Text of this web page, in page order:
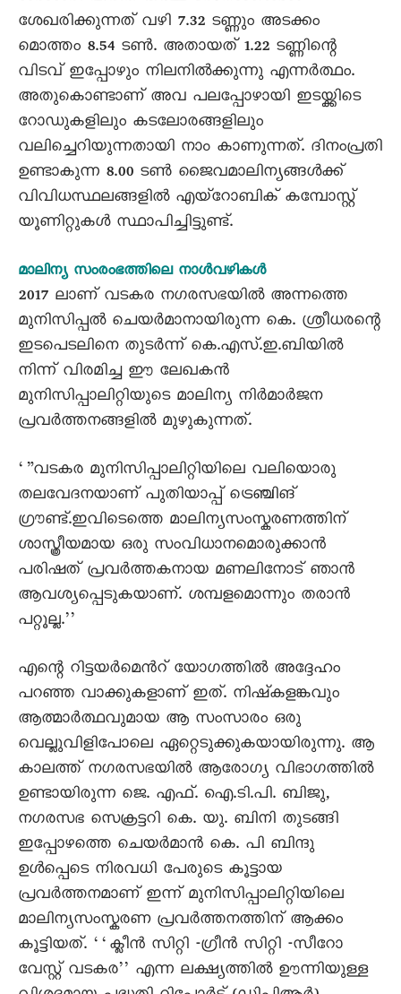
ശേഖരിക്കുന്നത് വഴി 7.32 ടണ്ണും അടക്കം
മൊത്തം 8.54 ടൺ. അതായത് 1.22 ടണ്ണിന്റെ
വിടവ് ഇപ്പോഴും നിലനിൽക്കുന്നു എന്നർത്ഥം.
അതുകൊണ്ടാണ് അവ പലപ്പോഴായി ഇടയ്ക്കിടെ
റോഡുകളിലും കടലോരങ്ങളിലും
വലിച്ചെറിയുന്നതായി നാം കാണുന്നത്. ദിനംപ്രതി
ഉണ്ടാകുന്ന 8.00 ടൺ ജൈവമാലിന്യങ്ങൾക്ക്
വിവിധസ്ഥലങ്ങളിൽ എയ്‌റോബിക് കമ്പോസ്റ്റ്
യൂണിറ്റുകൾ സ്ഥാപിച്ചിട്ടുണ്ട്.
മാലിന്യ സംരംഭത്തിലെ നാൾവഴികൾ
2017 ലാണ് വടകര നഗരസഭയിൽ അന്നത്തെ
മുനിസിപ്പൽ ചെയർമാനായിരുന്ന കെ. ശ്രീധരന്റെ
ഇടപെടലിനെ തുടർന്ന് കെ.എസ്.ഇ.ബിയിൽ
നിന്ന് വിരമിച്ച ഈ ലേഖകൻ
മുനിസിപ്പാലിറ്റിയുടെ മാലിന്യ നിർമാർജന
പ്രവർത്തനങ്ങളിൽ മുഴുകുന്നത്.
‘”വടകര മുനിസിപ്പാലിറ്റിയിലെ വലിയൊരു
തലവേദനയാണ് പുതിയാപ്പ് ട്രെഞ്ചിങ്
ഗ്രൗണ്ട്.ഇവിടെത്തെ മാലിന്യസംസ്കരണത്തിന്
ശാസ്ത്രീയമായ ഒരു സംവിധാനമൊരുക്കാൻ
പരിഷത് പ്രവർത്തകനായ മണലിനോട് ഞാൻ
ആവശ്യപ്പെടുകയാണ്. ശമ്പളമൊന്നും തരാൻ
പറ്റൂല്ല.’’
എന്റെ റിട്ടയർമെൻറ് യോഗത്തിൽ അദ്ദേഹം
പറഞ്ഞ വാക്കുകളാണ് ഇത്. നിഷ്കളങ്കവും
ആത്മാർത്ഥവുമായ ആ സംസാരം ഒരു
വെല്ലുവിളിപോലെ ഏറ്റെടുക്കുകയായിരുന്നു. ആ
കാലത്ത് നഗരസഭയിൽ ആരോഗ്യ വിഭാഗത്തിൽ
ഉണ്ടായിരുന്ന ജെ. എഫ്. ഐ.ടി.പി. ബിജു,
നഗരസഭ സെക്രട്ടറി കെ. യു. ബിനി തുടങ്ങി
ഇപ്പോഴത്തെ ചെയർമാൻ കെ. പി ബിന്ദു
ഉൾപ്പെടെ നിരവധി പേരുടെ കൂട്ടായ
പ്രവർത്തനമാണ് ഇന്ന് മുനിസിപ്പാലിറ്റിയിലെ
മാലിന്യസംസ്കരണ പ്രവർത്തനത്തിന് ആക്കം
കൂട്ടിയത്. ‘‘ക്ലീൻ സിറ്റി -ഗ്രീൻ സിറ്റി -സീറോ
വേസ്റ്റ് വടകര’’ എന്ന ലക്ഷ്യത്തിൽ ഊന്നിയുള്ള